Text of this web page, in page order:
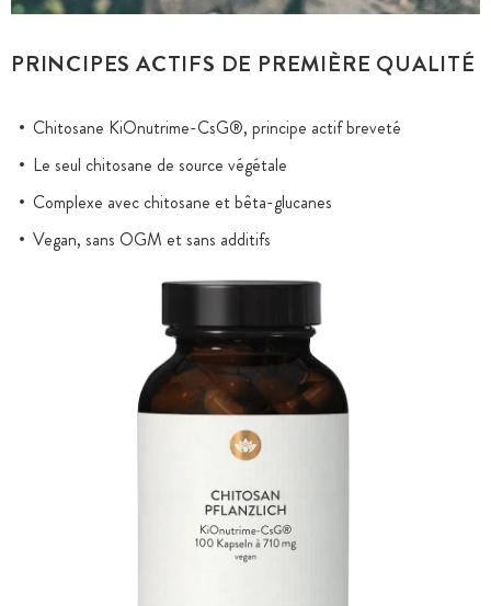
PRINCIPES ACTIFS DE PREMIÈRE QUALITÉ
Chitosane KiOnutrime-CsG®, principe actif breveté
Le seul chitosane de source végétale
Complexe avec chitosane et bêta-glucanes
Vegan, sans OGM et sans additifs